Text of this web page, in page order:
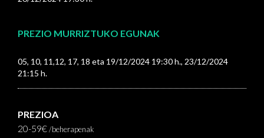
PREZIO MURRIZTUKO EGUNAK
05, 10, 11,12, 17, 18 eta 19/12/2024 19:30 h., 23/12/2024
21:15 h.
PREZIOA
20-59€/beherapenak